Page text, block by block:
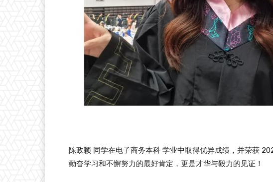
陈政颖 同学在电子商务本科 学业中取得优异成绩，并荣获
勤奋学习和不懈努力的最好肯定，更是才华与毅力的见证！